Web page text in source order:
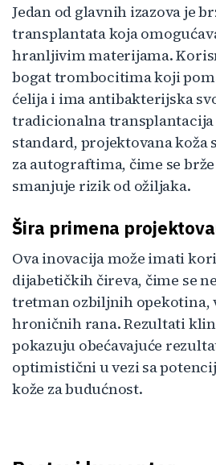
Jedan od glavnih izazova je
transplantata koja
hranljivim materijama.
bogat trombocitima koji
ćelija i ima antibakterijska
tradicionalna transplantacija
standard, projektovana koža
za autograftima, čime se
smanjuje rizik od ožiljaka.
Šira primena
Ova inovacija može imati
dijabetičkih čireva, čime se
tretman ozbiljnih opekotina,
hroničnih rana. Rezultati
pokazuju obećavajuće
optimistični u vezi sa
kože za budućnost.